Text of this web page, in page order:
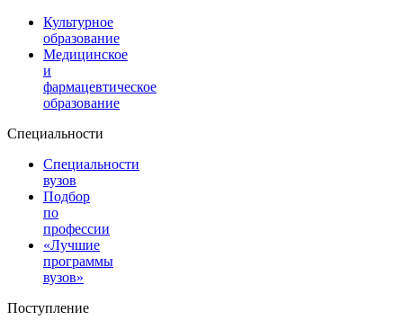
Культурное
образование
Медицинское
и
фармацевтическое
образование
Специальности
Специальности
вузов
Подбор
по
профессии
«Лучшие
программы
вузов»
Поступление